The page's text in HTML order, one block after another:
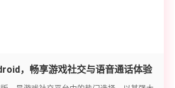
，畅享游戏社交与语音通话体验